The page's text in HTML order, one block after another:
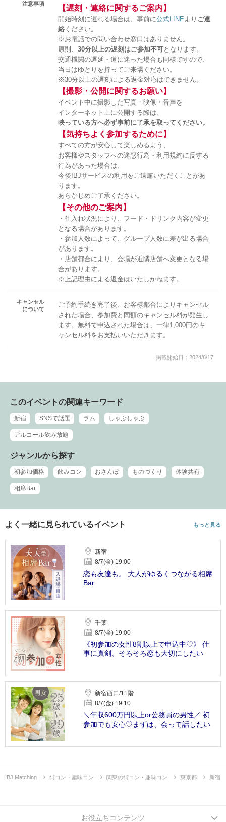
注意事項 【遅刻・連絡に関するご案内】
開始時刻に遅れる場合は、事前に公式LINEより ご連
絡 ください。
※お電話での問い合わせ窓口はありません。
原則、 30分以上の遅刻はご参加不可となります。
交通機関の遅延・道に迷った場合も同様ですので、
当日はゆとりを持ってご来場ください。
※30分以上の遅刻による返金対応はできません。
【撮影・公開に関するお願い】
イベント中に撮影した写真・映像・音声を
インターネット上に公開する際は、
映っている方へ必ず事前に了承を取ってください。
【気持ちよく参加するために】
すべての方が安心して楽しめるよう、
お客様やスタッフへの迷惑行為・利用規約に反する
行為があった場合は、
今後IBJサービスの利用をご遠慮いただくことがあ
ります。
あらかじめご了承ください。
【その他のご案内】
・仕入れ状況により、フード・ドリンク内容が変更
となる場合があります。
・参加人数によって、グループ人数に差が出る場合
があります。
・店舗都合により、会場が近隣店舗へ変更となる場
合があります。
※上記理由による返金はいたしかねます。
キャンセル
について
ご予約手続き完了後、お客様都合によりキャンセル
された場合、参加費と同額のキャンセル料が発生し
ます。無料で申込された場合は、一律1,000円のキ
ャンセル料をお支払いいただきます。
掲載開始日：2024/6/17
このイベントの関連キーワード
新宿 SNSで話題 ラム しゃぶしゃぶ
アルコール飲み放題
ジャンルから探す
初参加価格 飲みコン おさんぽ ものづくり 体験共有
相席Bar
よく一緒に見られているイベント もっと見る
新宿
8/7(金) 19:00
恋も友達も。 大人がゆるくつながる相席
Bar
千葉
8/7(金) 19:00
《初参加の女性8割以上で申込中♡》 仕
事に真剣、そろそろ恋も大切にしたい
新宿西口/11階
8/7(金) 19:10
＼年収600万円以上or公務員の男性／ 初
参加でも安心♡まずは、会って話したい
IBJ Matching 街コン・趣味コン 関東の街コン・趣味コン 東京都 新宿
お役立ちコンテンツ